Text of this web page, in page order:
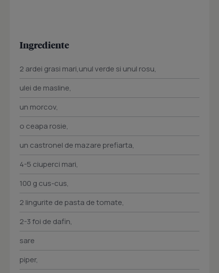
Ingrediente
2 ardei grasi mari,unul verde si unul rosu,
ulei de masline,
un morcov,
o ceapa rosie,
un castronel de mazare prefiarta,
4-5 ciuperci mari,
100 g cus-cus,
2 lingurite de pasta de tomate,
2-3 foi de dafin,
sare
piper,